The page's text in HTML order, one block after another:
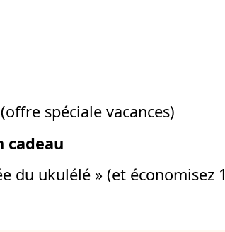
spéciale vacances)
cadeau
du ukulélé » (et économisez